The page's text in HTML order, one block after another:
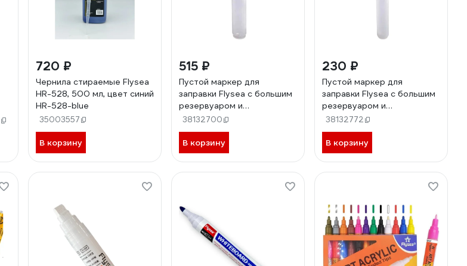
720 ₽
Чернила стираемые Flysea
HR-528, 500 мл, цвет синий
HR-528-blue
35003557
В корзину
515 ₽
Пустой маркер для
заправки Flysea с большим
резервуаром и
наконечником 30,0 мм
TPP-23
38132700
В корзину
230 ₽
Пустой маркер для
заправки Flysea с большим
резервуаром и
наконечником 8,0 мм TPP-
21
38132772
В корзину